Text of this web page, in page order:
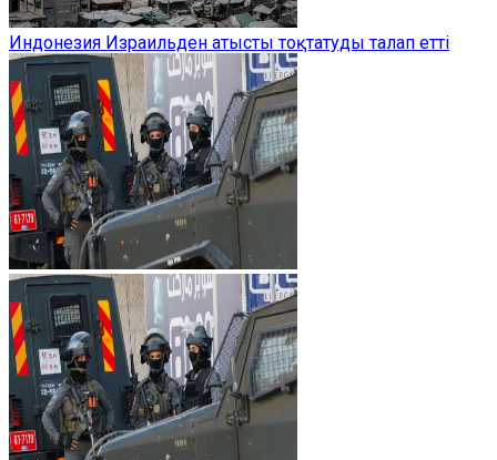
Индонезия Израильден атысты тоқтатуды талап етті